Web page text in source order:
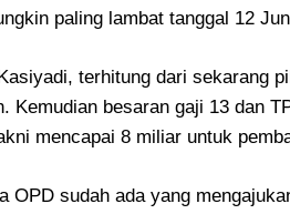
paling lambat tanggal 12
terhitung dari sekarang
Kemudian besaran gaji 13 dan
mencapai 8 miliar untuk
OPD sudah ada yang